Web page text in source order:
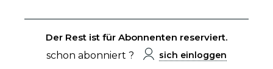
Der Rest ist für Abonnenten reserviert.
schon abonniert ?
sich einloggen